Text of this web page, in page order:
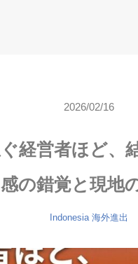
2026/02/16
経営者ほど、
感の錯覚と現地
Indonesia 海外進出